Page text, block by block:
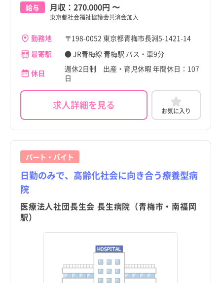
給与 月収： 270,000円 〜
東京都社会福祉協議会共済会加入
勤務地
〒198-0052 東京都青梅市長淵5-1421-14
最寄駅
● JR青梅線 青梅駅 バス・車9分
休日
週休2日制 出産・育児休暇 年間休日：107
日
求人詳細を見る お気に入り
パート・バイト
日勤のみで、高齢化社会に向き合う療養型病
院
医療法人社団長生会 長生病院（青梅市・南福岡
駅）